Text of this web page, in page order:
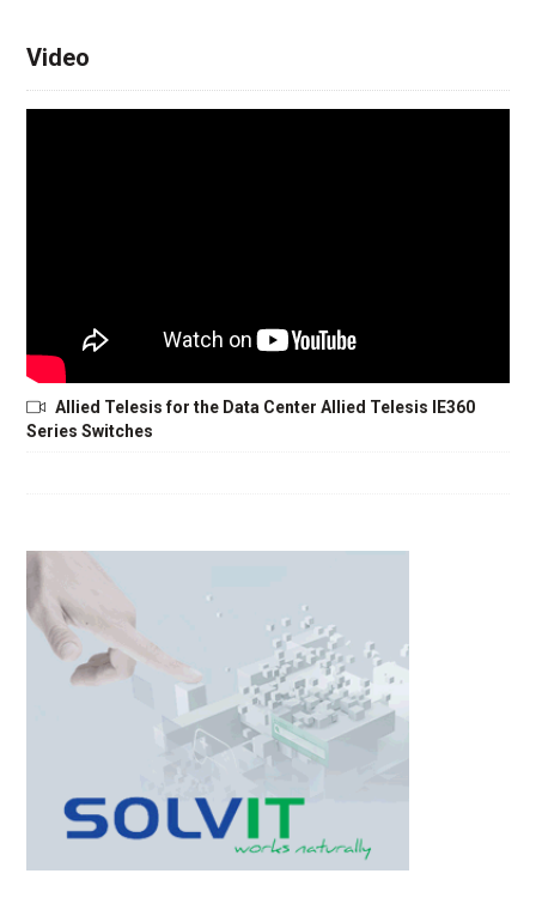
Video
Allied Telesis for the Data Center Allied Telesis IE360
Series Switches